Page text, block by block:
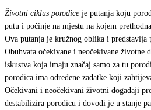
Životni ciklus porodice je putanja koju
putu i počinje na mjestu na kojem
Ova putanja je kružnog oblika i predstavlja
Obuhvata očekivane i neočekivane životne
iskustva koja imaju značaj samo za tu
porodica ima određene zadatke koji
Očekivani i neočekivani životni događaji
destabilizira porodicu i dovodi je u stanje